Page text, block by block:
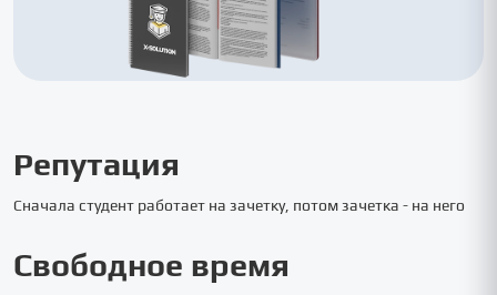
Репутация
Сначала студент работает на зачетку, потом зачетка - на него
Свободное время